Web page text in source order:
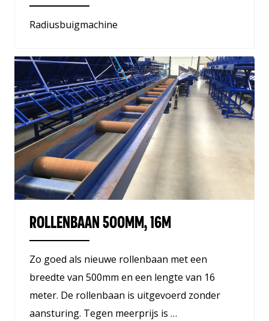
Actueel
Contact
Vacatures 13
Aftersales
Radiusbuigmachine
ROLLENBAAN 500MM, 16M
Zo goed als nieuwe rollenbaan met een
breedte van 500mm en een lengte van 16
meter. De rollenbaan is uitgevoerd zonder
aansturing. Tegen meerprijs is …